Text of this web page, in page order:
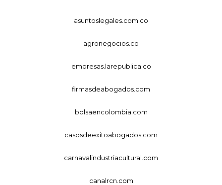
asuntoslegales.com.co
agronegocios.co
empresas.larepublica.co
firmasdeabogados.com
bolsaencolombia.com
casosdeexitoabogados.com
carnavalindustriacultural.com
canalrcn.com